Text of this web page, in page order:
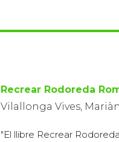
Recrear Rodoreda
Vilallonga Vives,
"El llibre Recrear